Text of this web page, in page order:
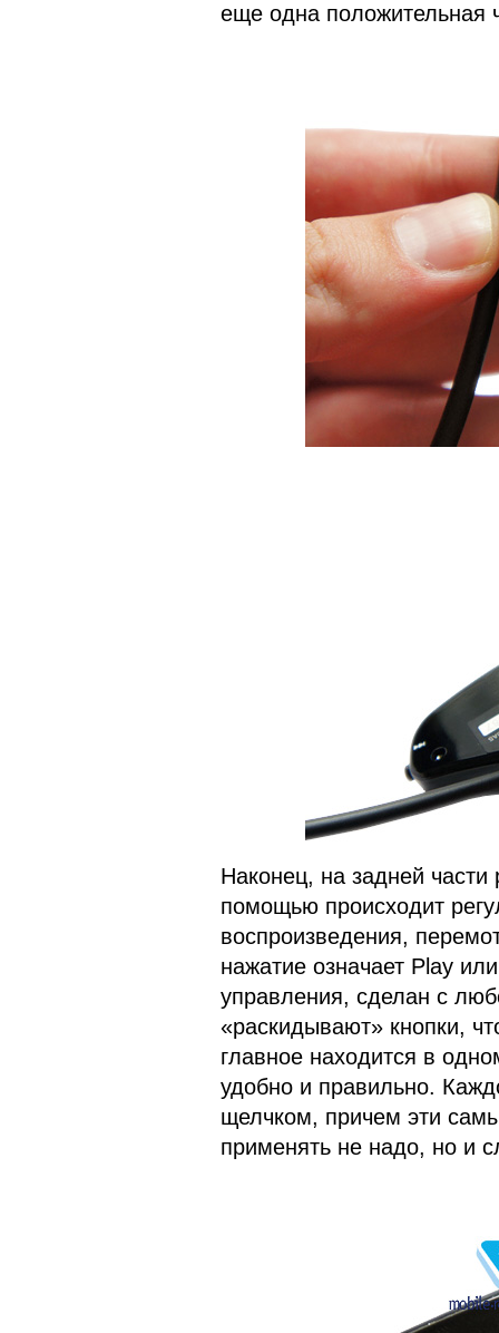
еще одна положительная
Наконец, на задней
помощью происходит
воспроизведения,
нажатие означает Play
управления, сделан с
«раскидывают» кнопки,
главное находится в
удобно и правильно.
щелчком, причем эти
применять не надо, но и